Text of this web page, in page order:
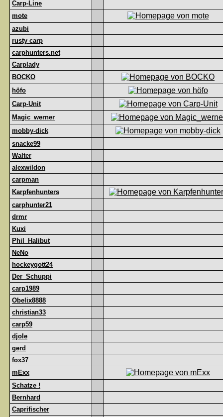
Carp-Line
mote
azubi
rusty carp
carphunters.net
Carplady
BOCKO
höfo
Carp-Unit
Magic_werner
mobby-dick
snacke99
Walter
alexwildon
carpman
Karpfenhunters
carphunter21
drmr
Kuxi
Phil_Halibut
NeNo
hockeygott24
Der_Schuppi
carp1989
Obelix8888
christian33
carp59
djole
gerd
fox37
mExx
Schatze !
Bernhard
Caprifischer